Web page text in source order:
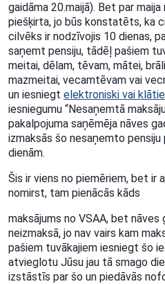
gaidāma 20.maijā). Bet par
piešķirta, jo būs konstatēts, ka
cilvēks ir nodzīvojis 10 dienas,
saņemt pensiju, tādēļ pašiem
meitai, dēlam, tēvam, mātei,
mazmeitai, vecamtēvam vai
un iesniegt elektroniski vai
iesniegumu “Nesaņemtā
pakalpojuma saņēmēja nāves
izmaksās šo nesaņemto
dienām.
Šis ir viens no piemēriem, bet ir
nomirst, tam pienācās kāds
maksājums no VSAA, bet nāves
neizmaksā, jo nav vairs kam
pašiem tuvākajiem iesniegt šo
atvieglotu Jūsu jau tā smago
izstāstīs par šo un piedāvās